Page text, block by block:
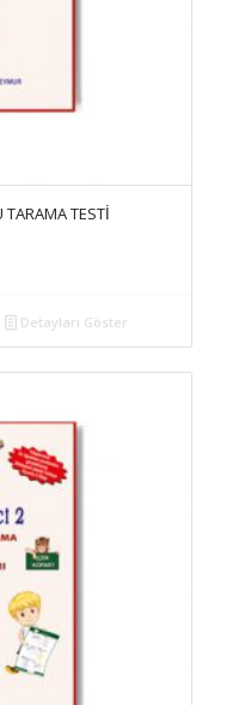
TESTİ
Detayları Göster